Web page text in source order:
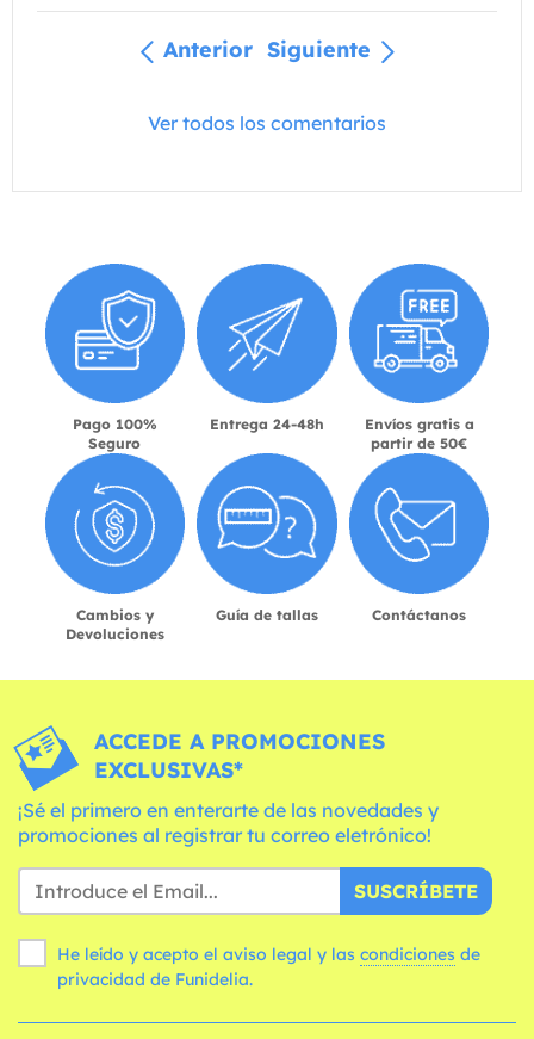
Anterior Siguiente
Ver todos los comentarios
Pago 100%
Seguro
Entrega 24-48h
Envíos gratis a
partir de 50€
Cambios y
Devoluciones
Guía de tallas Contáctanos
ACCEDE A PROMOCIONES
EXCLUSIVAS*
¡Sé el primero en enterarte de las novedades y
promociones al registrar tu correo eletrónico!
SUSCRÍBETE
He leído y acepto el aviso legal y las condiciones
privacidad de Funidelia.